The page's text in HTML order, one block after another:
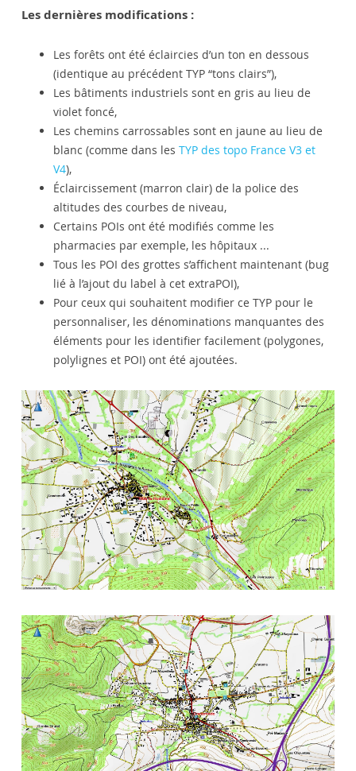
Les dernières modifications :
Les forêts ont été éclaircies d’un ton en dessous
(identique au précédent TYP “tons clairs”),
Les bâtiments industriels sont en gris au lieu de
violet foncé,
Les chemins carrossables sont en jaune au lieu de
blanc (comme dans les TYP des topo France V3 et
V4),
Éclaircissement (marron clair) de la police des
altitudes des courbes de niveau,
Certains POIs ont été modifiés comme les
pharmacies par exemple, les hôpitaux ...
Tous les POI des grottes s’affichent maintenant (bug
lié à l’ajout du label à cet extraPOI),
Pour ceux qui souhaitent modifier ce TYP pour le
personnaliser, les dénominations manquantes des
éléments pour les identifier facilement (polygones,
polylignes et POI) ont été ajoutées.